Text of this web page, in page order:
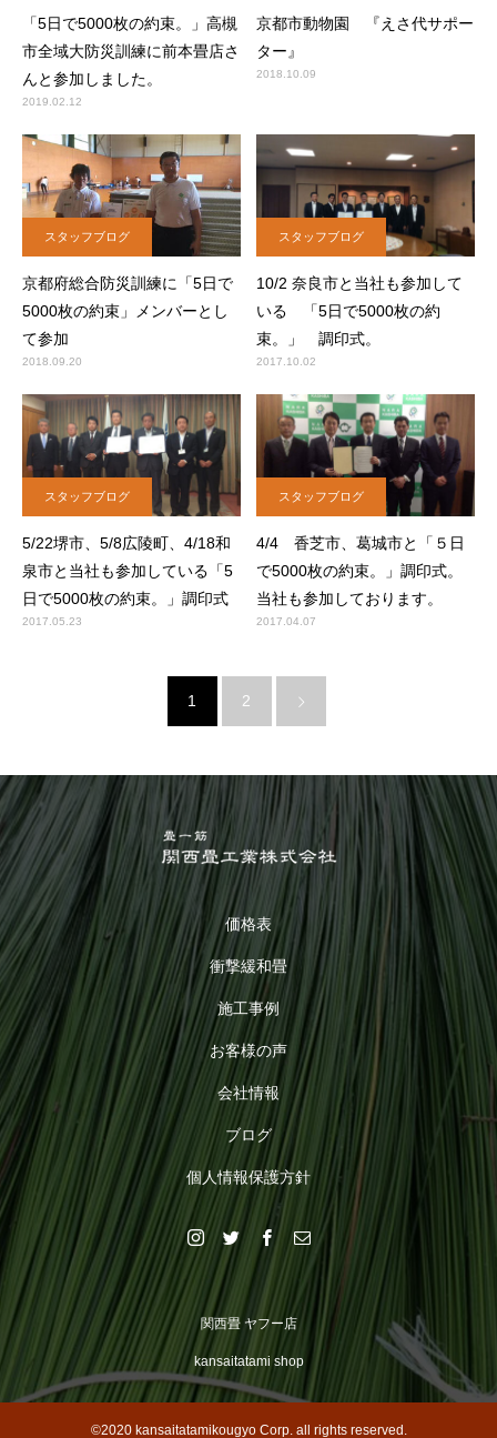
「5日で5000枚の約束。」高槻
市全域大防災訓練に前本畳店さ
んと参加しました。
2019.02.12
京都市動物園 『えさ代サポー
ター』
2018.10.09
スタッフブログ
京都府総合防災訓練に「5日で
5000枚の約束」メンバーとし
て参加
2018.09.20
スタッフブログ
10/2 奈良市と当社も参加して
いる 「5日で5000枚の約
束。」 調印式。
2017.10.02
スタッフブログ
5/22堺市、5/8広陵町、4/18和
泉市と当社も参加している「5
日で5000枚の約束。」調印式
2017.05.23
スタッフブログ
4/4 香芝市、葛城市と「５日
で5000枚の約束。」調印式。
当社も参加しております。
2017.04.07
1 2
価格表
衝撃緩和畳
施工事例
お客様の声
会社情報
ブログ
個人情報保護方針
関西畳 ヤフー店
kansaitatami shop
©2020 kansaitatamikougyo Corp. all rights reserved.